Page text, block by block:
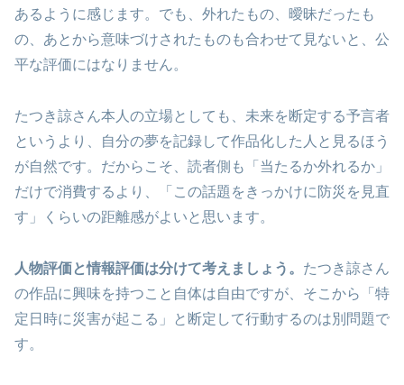
あるように感じます。でも、外れたもの、曖昧だったも
の、あとから意味づけされたものも合わせて見ないと、公
平な評価にはなりません。
たつき諒さん本人の立場としても、未来を断定する予言者
というより、自分の夢を記録して作品化した人と見るほう
が自然です。だからこそ、読者側も「当たるか外れるか」
だけで消費するより、「この話題をきっかけに防災を見直
す」くらいの距離感がよいと思います。
人物評価と情報評価は分けて考えましょう。 たつき諒さん
の作品に興味を持つこと自体は自由ですが、そこから「特
定日時に災害が起こる」と断定して行動するのは別問題で
す。